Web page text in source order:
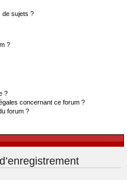
de sujets ?
?
?
concernant ce forum ?
forum ?